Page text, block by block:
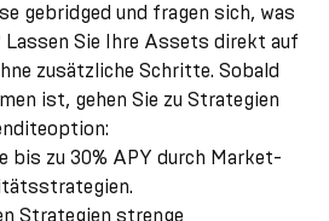
gebridged und fragen sich, was
Sie Ihre Assets direkt auf
zusätzliche Schritte. Sobald
ist, gehen Sie zu Strategien
bis zu 30% APY durch Market-
Strategien strenge